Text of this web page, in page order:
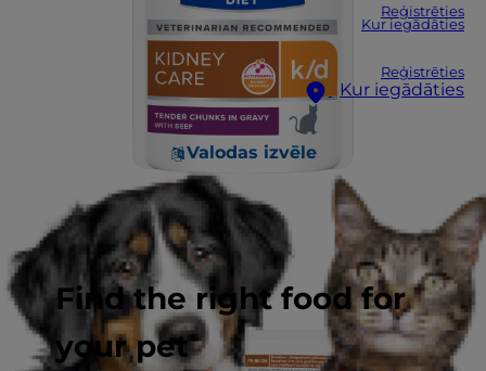
Reģistrēties
Kur iegādāties
Reģistrēties
Kur iegādāties
Valodas izvēle
Find the right food for
your pet